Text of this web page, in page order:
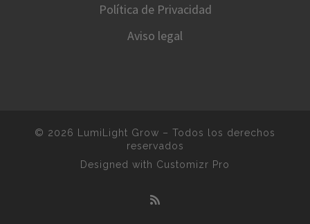
Política de Privacidad
Aviso legal
© 2026 LumiLight Grow – Todos los derechos
reservados
Designed with Customizr Pro